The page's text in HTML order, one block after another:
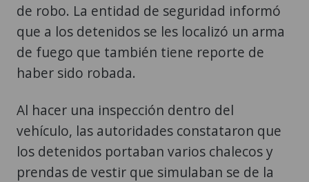
de robo. La entidad de seguridad informó
que a los detenidos se les localizó un arma
de fuego que también tiene reporte de
haber sido robada.
Al hacer una inspección dentro del
vehículo, las autoridades constataron que
los detenidos portaban varios chalecos y
prendas de vestir que simulaban se de la